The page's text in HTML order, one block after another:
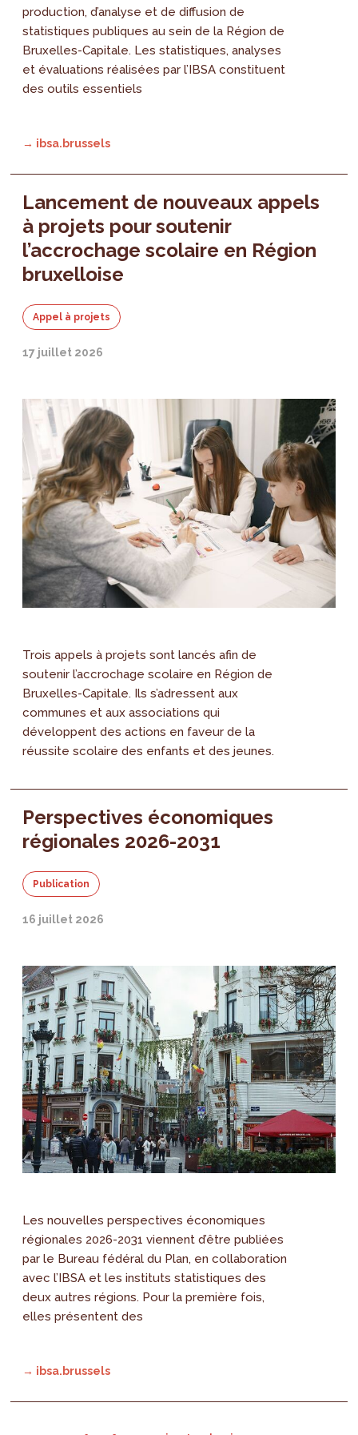
production, d’analyse et de diffusion de
statistiques publiques au sein de la Région de
Bruxelles-Capitale. Les statistiques, analyses
et évaluations réalisées par l’IBSA constituent
des outils essentiels
→ ibsa.brussels
Lancement de nouveaux appels
à projets pour soutenir
l’accrochage scolaire en Région
bruxelloise
Appel à projets
17 juillet 2026
Trois appels à projets sont lancés afin de
soutenir l’accrochage scolaire en Région de
Bruxelles-Capitale. Ils s’adressent aux
communes et aux associations qui
développent des actions en faveur de la
réussite scolaire des enfants et des jeunes.
Perspectives économiques
régionales 2026-2031
Publication
16 juillet 2026
Les nouvelles perspectives économiques
régionales 2026-2031 viennent d’être publiées
par le Bureau fédéral du Plan, en collaboration
avec l’IBSA et les instituts statistiques des
deux autres régions. Pour la première fois,
elles présentent des
→ ibsa.brussels